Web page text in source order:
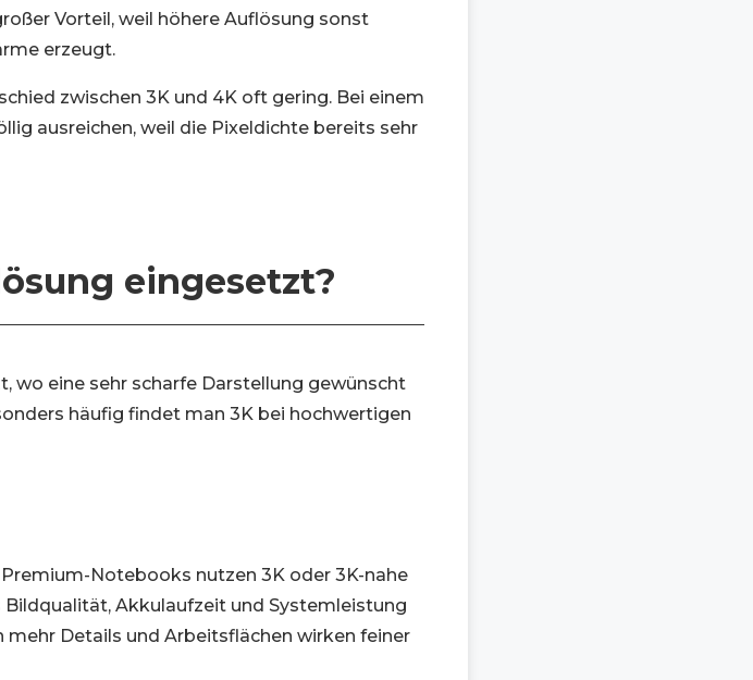
Vorteil, weil höhere Auflösung sonst
erzeugt.
zwischen 3K und 4K oft gering. Bei einem
ausreichen, weil die Pixeldichte bereits sehr
eingesetzt?
wo eine sehr scharfe Darstellung gewünscht
häufig findet man 3K bei hochwertigen
Notebooks nutzen 3K oder 3K-nahe
Akkulaufzeit und Systemleistung
mehr Details und Arbeitsflächen wirken feiner